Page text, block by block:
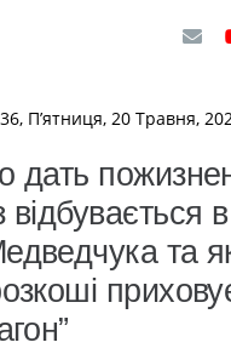
П’ятниця, 20 Травня,
дать
в
та